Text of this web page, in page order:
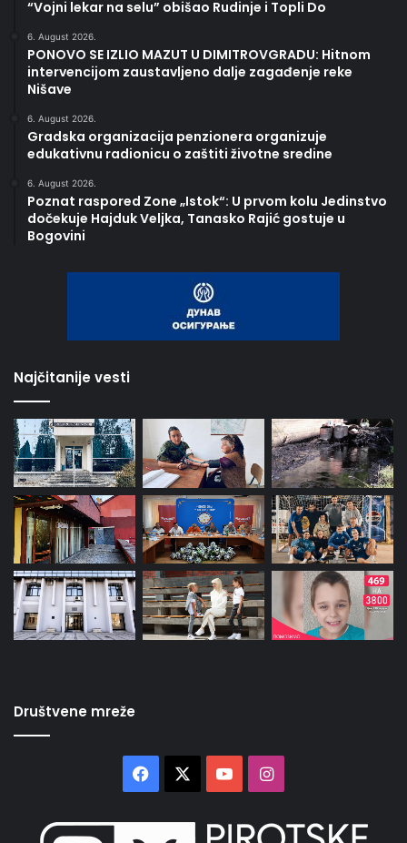
“Vojni lekar na selu” obišao Rudinje i Topli Do
6. August 2026.
PONOVO SE IZLIO MAZUT U DIMITROVGRADU: Hitnom
intervencijom zaustavljeno dalje zagađenje reke
Nišave
6. August 2026.
Gradska organizacija penzionera organizuje
edukativnu radionicu o zaštiti životne sredine
6. August 2026.
Poznat raspored Zone „Istok“: U prvom kolu Jedinstvo
dočekuje Hajduk Veljka, Tanasko Rajić gostuje u
Bogovini
Najčitanije vesti
Društvene mreže
Facebook YouTubeInstagram